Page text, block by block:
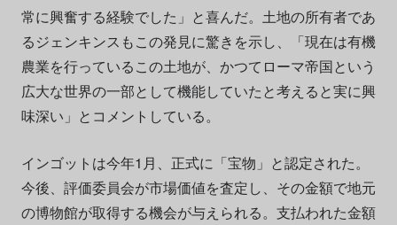
常に興奮する経験でした」と喜んだ。土地の所有者であ
るジェンキンスもこの発見に驚きを示し、「現在は有機
農業を行っているこの土地が、かつてローマ帝国という
広大な世界の一部として機能していたと考えると実に興
味深い」とコメントしている。
インゴットは今年1月、正式に「宝物」と認定された。
今後、評価委員会が市場価値を査定し、その金額で地元
の博物館が取得する機会が与えられる。支払われた金額